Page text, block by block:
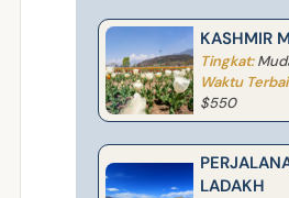
KASHMIR
Tingkat:
Waktu
$550
LADAKH